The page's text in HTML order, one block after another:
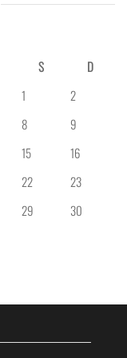
S
D
1
2
8
9
15
16
22
23
29
30